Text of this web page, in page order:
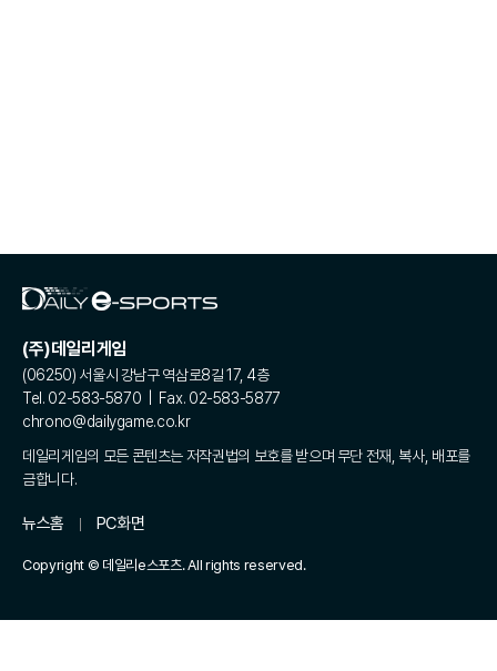
(주)데일리게임
(06250) 서울시 강남구 역삼로8길 17, 4층
Tel. 02-583-5870 | Fax. 02-583-5877
chrono@dailygame.co.kr
데일리게임의 모든 콘텐츠는 저작권법의 보호를 받으며 무단 전재, 복사, 배포를
금합니다.
뉴스홈 PC화면
Copyright © 데일리e스포츠. All rights reserved.